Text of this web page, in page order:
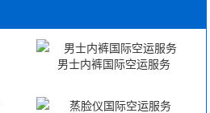
男士内裤国际空运服务